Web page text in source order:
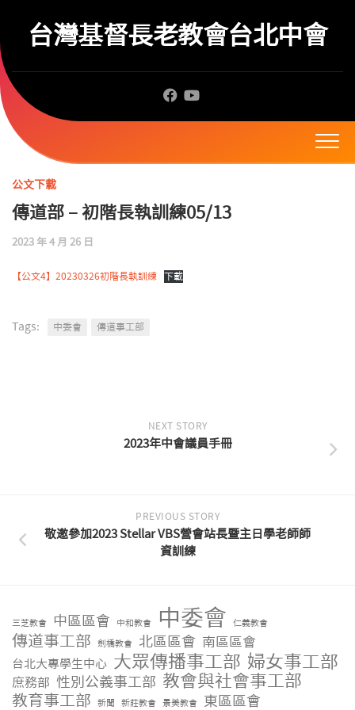
content台灣基督長老教會台北中會
公文下載
傳道部 – 初階長執訓練05/13
2023 年 4 月 26 日
【公文4】20230326初階長執訓練 下載
Tags: 中委會 傳道事工部
NEXT STORY
2023年中會議員手冊
PREVIOUS STORY
敬邀參加2023 Stellar VBS營會站長暨主日學老師師
資訓練
三芝教會 中區區會 中和教會 中委會 仁義教會
傳道事工部 劍橋教會 北區區會 南區區會
台北大專學生中心 大眾傳播事工部 婦女事工部
庶務部 性別公義事工部 教會與社會事工部
教育事工部 新聞 新莊教會 景美教會 東區區會